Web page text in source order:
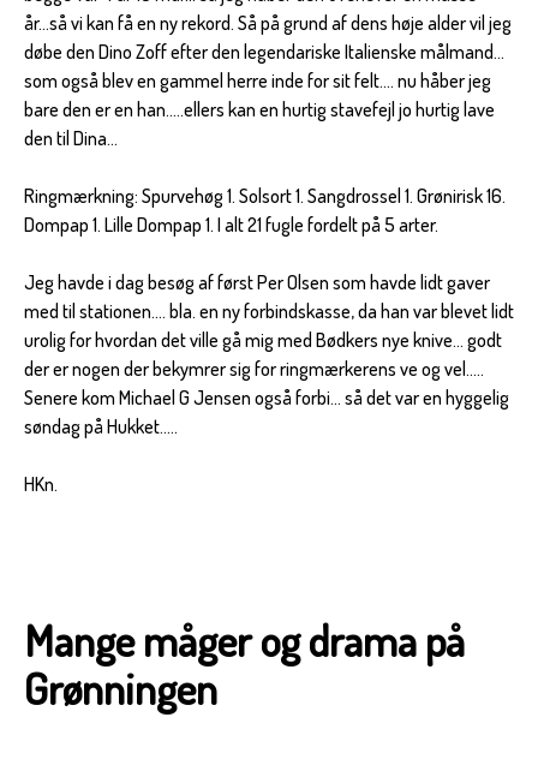
år...så vi kan få en ny rekord. Så på grund af dens høje alder vil jeg
døbe den Dino Zoff efter den legendariske Italienske målmand...
som også blev en gammel herre inde for sit felt.... nu håber jeg
bare den er en han.....ellers kan en hurtig stavefejl jo hurtig lave
den til Dina...
Ringmærkning: Spurvehøg 1. Solsort 1. Sangdrossel 1. Grønirisk 16.
Dompap 1. Lille Dompap 1. I alt 21 fugle fordelt på 5 arter.
Jeg havde i dag besøg af først Per Olsen som havde lidt gaver
med til stationen.... bla. en ny forbindskasse, da han var blevet lidt
urolig for hvordan det ville gå mig med Bødkers nye knive... godt
der er nogen der bekymrer sig for ringmærkerens ve og vel.....
Senere kom Michael G Jensen også forbi... så det var en hyggelig
søndag på Hukket.....
HKn.
Mange måger og drama på
Grønningen